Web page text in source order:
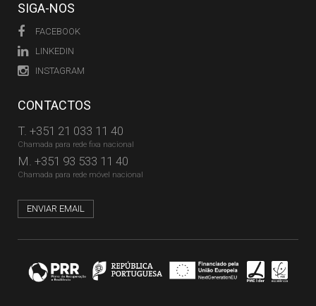
SIGA-NOS
FACEBOOK
LINKEDIN
INSTAGRAM
CONTACTOS
T. +351 21 033 11 40
Chamada para rede fixa nacional
M. +351 93 533 11 40
Chamada para rede móvel nacional
ENVIAR EMAIL